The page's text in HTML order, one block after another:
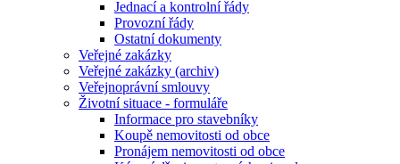
Jednací a kontrolní řády
Provozní řády
Ostatní dokumenty
Veřejné zakázky
Veřejné zakázky (archiv)
Veřejnoprávní smlouvy
Životní situace - formuláře
Informace pro stavebníky
Koupě nemovitosti od obce
Pronájem nemovitosti od obce